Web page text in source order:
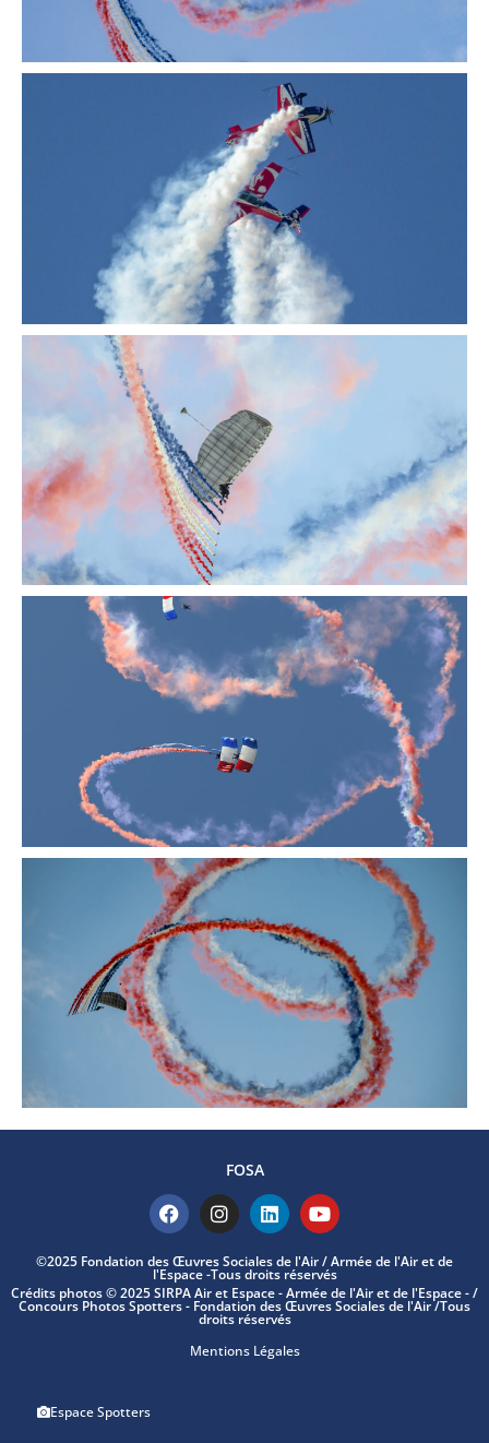
FOSA
©2025 Fondation des Œuvres Sociales de l'Air / Armée de l'Air et de
l'Espace -Tous droits réservés
Crédits photos © 2025 SIRPA Air et Espace - Armée de l'Air et de l'Espace - /
Concours Photos Spotters - Fondation des Œuvres Sociales de l'Air /Tous
droits réservés
Mentions Légales
Espace Spotters